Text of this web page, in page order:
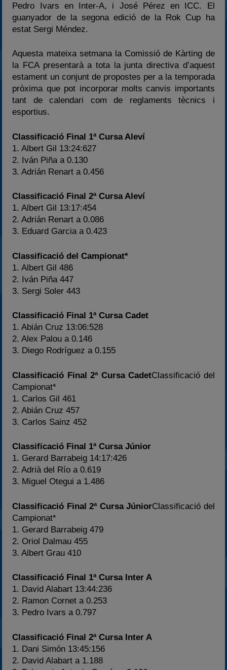
Pedro Ivars en Inter-A, i José Pérez en ICC. El
guanyador de la segona edició de la Rok Cup ha
estat Sergi Méndez.
Aquesta mateixa setmana la Comissió de Kàrting de
la FCA presentarà a tota la junta directiva d’aquest
estament un conjunt de propostes per a la temporada
pròxima que pot incorporar molts canvis importants
tant de calendari com de reglaments tècnics i
esportius.
Classificació Final 1ª Cursa Aleví
1. Albert Gil 13:24:627
2. Iván Piña a 0.130
3. Adrián Renart a 0.456
Classificació Final 2ª Cursa Aleví
1. Albert Gil 13:17:454
2. Adrián Renart a 0.086
3. Eduard Garcia a 0.423
Classificació del Campionat*
1. Albert Gil 486
2. Iván Piña 447
3. Sergi Soler 443
Classificació Final 1ª Cursa Cadet
1. Abián Cruz 13:06:528
2. Alex Palou a 0.146
3. Diego Rodríguez a 0.155
Classificació Final 2ª Cursa CadetClassificació del
Campionat*
1. Carlos Gil 461
2. Abián Cruz 457
3. Carlos Sainz 452
Classificació Final 1ª Cursa Júnior
1. Gerard Barrabeig 14:17:426
2. Adrià del Río a 0.619
3. Miguel Otegui a 1.486
Classificació Final 2ª Cursa JúniorClassificació del
Campionat*
1. Gerard Barrabeig 479
2. Oriol Dalmau 455
3. Albert Grau 410
Classificació Final 1ª Cursa Inter A
1. David Alabart 13:44:236
2. Ramon Cornet a 0.253
3. Pedro Ivars a 0.797
Classificació Final 2ª Cursa Inter A
1. Dani Simón 13:45:156
2. David Alabart a 1.188